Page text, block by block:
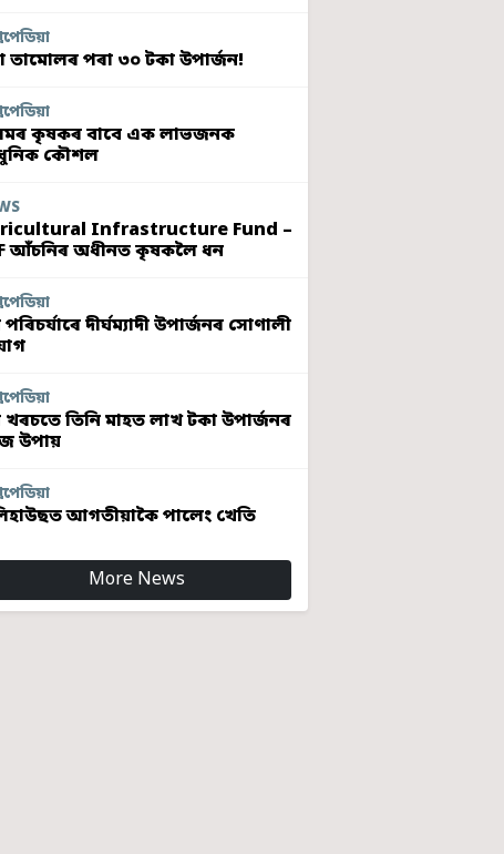
তামোলৰ পৰা ৩০ টকা উপাৰ্জন!
কৃষকৰ বাবে এক লাভজনক
কৌশল
Infrastructure Fund –
আঁচনিৰ অধীনত কৃষকলৈ ধন
দীৰ্ঘম্যাদী উপাৰ্জনৰ সোণালী
তিনি মাহত লাখ টকা উপাৰ্জনৰ
উপায়
আগতীয়াকৈ পালেং খেতি
More News